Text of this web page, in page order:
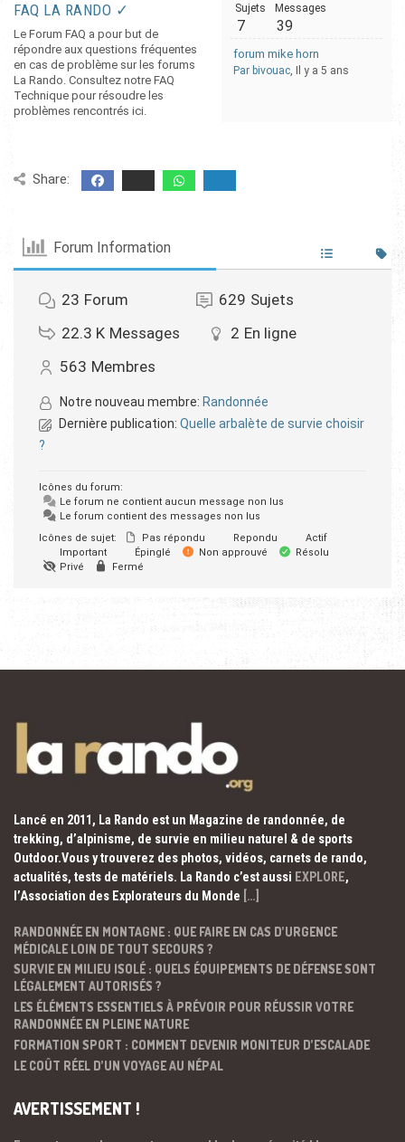
FAQ LA RANDO ✓
Le Forum FAQ a pour but de
répondre aux questions fréquentes
en cas de problème sur les forums
La Rando. Consultez notre FAQ
Technique pour résoudre les
problèmes rencontrés ici.
Sujets
7
Messages
39
forum mike horn
Par bivouac, Il y a 5 ans
Share:
Forum Information
23 Forum 629 Sujets
22.3 K Messages 2 En ligne
563 Membres
Notre nouveau membre: Randonnée
Dernière publication: Quelle arbalète de survie choisir
?
Icônes du forum:
Le forum ne contient aucun message non lus
Le forum contient des messages non lus
Icônes de sujet:
Pas répondu Repondu
Actif
Important
Épinglé Non approuvé
Résolu
Privé
Fermé
Lancé en 2011, La Rando est un Magazine de randonnée, de
trekking, d’alpinisme, de survie en milieu naturel & de sports
Outdoor.Vous y trouverez des photos, vidéos, carnets de rando,
actualités, tests de matériels. La Rando c’est aussi EXPLORE,
l’Association des Explorateurs du Monde […]
RANDONNÉE EN MONTAGNE : QUE FAIRE EN CAS D’URGENCE
MÉDICALE LOIN DE TOUT SECOURS ?
SURVIE EN MILIEU ISOLÉ : QUELS ÉQUIPEMENTS DE DÉFENSE SONT
LÉGALEMENT AUTORISÉS ?
LES ÉLÉMENTS ESSENTIELS À PRÉVOIR POUR RÉUSSIR VOTRE
RANDONNÉE EN PLEINE NATURE
FORMATION SPORT : COMMENT DEVENIR MONITEUR D’ESCALADE
LE COÛT RÉEL D’UN VOYAGE AU NÉPAL
AVERTISSEMENT !